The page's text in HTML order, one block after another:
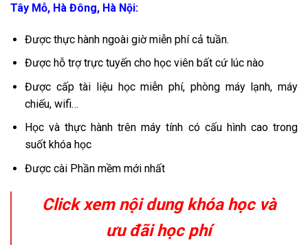
Tây Mỗ, Hà Đông, Hà Nội:
Được thực hành ngoài giờ miễn phí cả tuần.
Được hỗ trợ trực tuyến cho học viên bất cứ lúc nào
Được cấp tài liệu học miễn phí, phòng máy lạnh, máy
chiếu, wifi…
Học và thực hành trên máy tính có cấu hình cao trong
suốt khóa học
Được cài Phần mềm mới nhất
Click xem nội dung khóa học và
ưu đãi học phí